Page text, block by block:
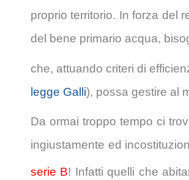
proprio territorio. In forza del
del bene primario acqua,
che, attuando criteri di
legge Galli), possa gestire al
Da ormai troppo tempo ci
ingiustamente ed
serie B! Infatti quelli che